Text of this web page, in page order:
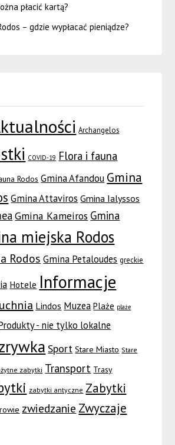
płacić kartą?
– gdzie wypłacać pieniądze?
Archangelos
COVID-19 Flora i fauna
Rodos Gmina Afandou Gmina
Gmina Attaviros Gmina Ialyssos
Gmina Kameiros Gmina
miejska Rodos
Rodos Gmina Petaloudes greckie
Hotele Informacje
Lindos Muzea Plaże plaże
- nie tylko lokalne
Sport Stare Miasto Stare
zabytki Transport Trasy
zabytki antyczne Zabytki
zwiedzanie Zwyczaje